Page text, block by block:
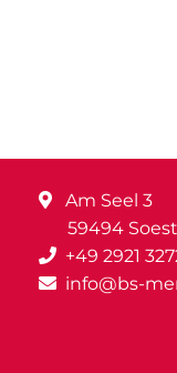
Am Seel 3
59494 Soest
+49 2921
info@bs-